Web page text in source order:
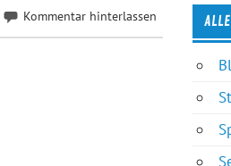
Kommentar hinterlassen